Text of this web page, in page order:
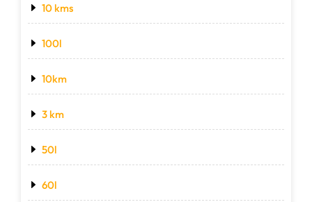
10 kms
100l
10km
3 km
50l
60l